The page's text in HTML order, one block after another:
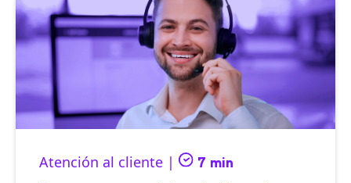
Atención al cliente | 7 min